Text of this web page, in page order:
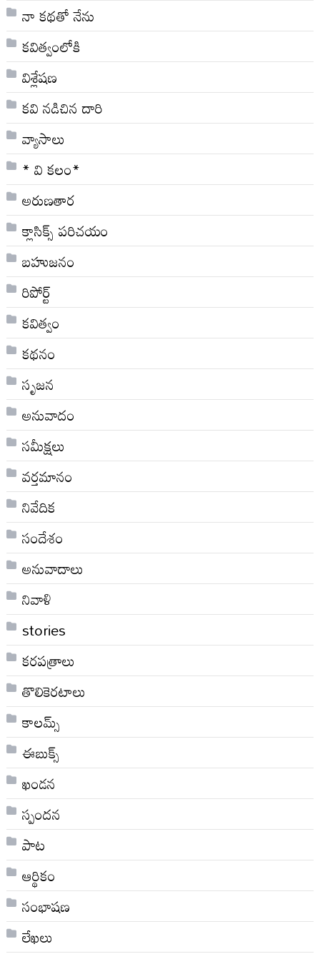
నా క‌థ‌తో నేను
కవిత్వంలోకి
విశ్లేషణ
కవి నడిచిన దారి
వ్యాసాలు
* వి క‌లం*
అరుణతార
క్లాసిక్స్ ప‌రిచ‌యం
బహుజనం
రిపోర్ట్
కవిత్వం
కథనం
సృజన
అనువాదం
సమీక్షలు
వర్తమానం
నివేదిక
సందేశం
అనువాదాలు
నివాళి
stories
కరపత్రాలు
తొలికెరటాలు
కాలమ్స్
ఈబుక్స్
ఖండన
స్పందన
పాట
ఆర్థికం
సంభాషణ
లేఖలు